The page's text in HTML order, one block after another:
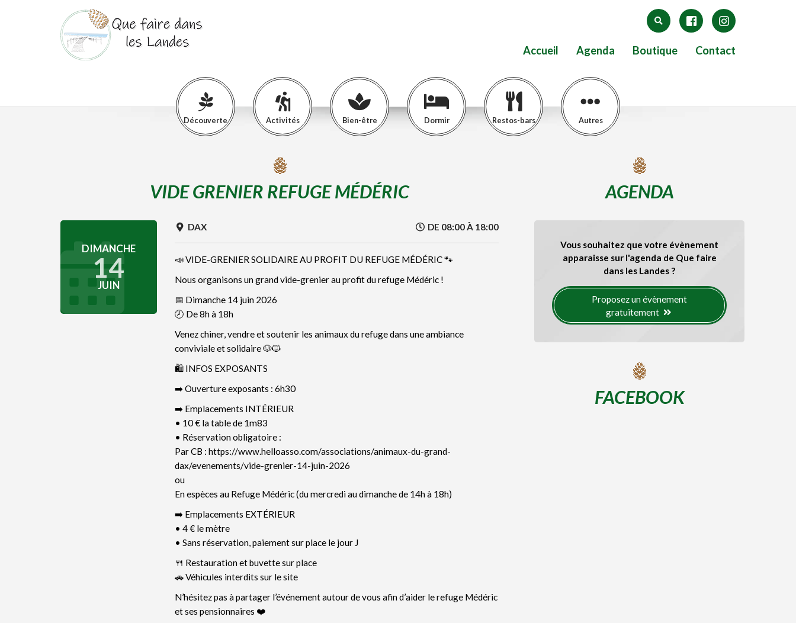
Accueil Agenda Boutique Contact
Découverte Activités Bien-être Dormir Restos-bars Autres
VIDE GRENIER REFUGE MÉDÉRIC
DIMANCHE
14
JUIN
DAX DE 08:00 À 18:00
📣 VIDE-GRENIER SOLIDAIRE AU PROFIT DU REFUGE MÉDÉRIC 🐾
Nous organisons un grand vide-grenier au profit du refuge Médéric !
📅 Dimanche 14 juin 2026
🕗 De 8h à 18h
Venez chiner, vendre et soutenir les animaux du refuge dans une ambiance
conviviale et solidaire 🐶🐱
🛍️ INFOS EXPOSANTS
➡️ Ouverture exposants : 6h30
➡️ Emplacements INTÉRIEUR
• 10 € la table de 1m83
• Réservation obligatoire :
Par CB : https://www.helloasso.com/associations/animaux-du-grand-
dax/evenements/vide-grenier-14-juin-2026
ou
En espèces au Refuge Médéric (du mercredi au dimanche de 14h à 18h)
➡️ Emplacements EXTÉRIEUR
• 4 € le mètre
• Sans réservation, paiement sur place le jour J
🍴 Restauration et buvette sur place
🚗 Véhicules interdits sur le site
N’hésitez pas à partager l’événement autour de vous afin d’aider le refuge Médéric
et ses pensionnaires ❤️
AGENDA
Vous souhaitez que votre évènement
apparaisse sur l'agenda de Que faire
dans les Landes ?
Proposez un évènement
gratuitement
FACEBOOK